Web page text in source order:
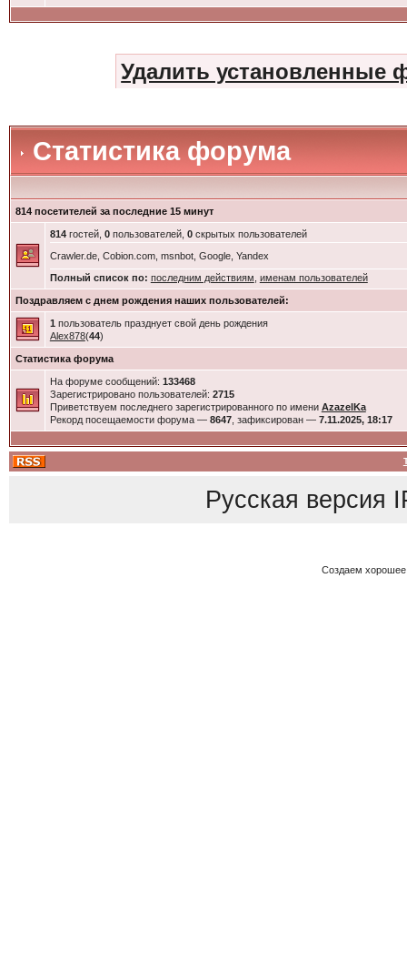
Удалить установленные
Статистика форума
814 посетителей за последние 15 минут
814гостей, 0пользователей, 0скрытых пользователей
Crawler.de, Cobion.com, msnbot, Google, Yandex
Полный список по: последним действиям именам пользователей
Поздравляем с днем рождения наших пользователей:
1 пользователь празднует свой день рождения
Alex878(44)
Статистика форума
На форуме сообщений: 133468
Зарегистрировано пользователей: 2715
Приветствуем последнего зарегистрированного по имени AzazelKa
Рекорд посещаемости форума — 8647, зафиксирован — 7.11.2025, 18:17
Русская версия
Создаем